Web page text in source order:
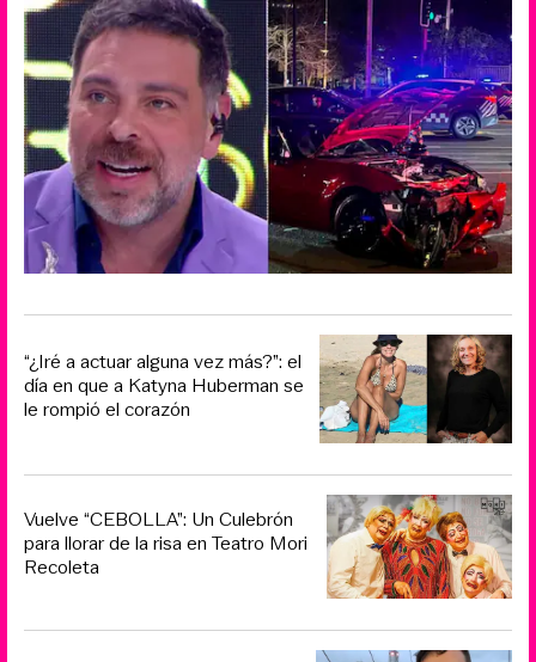
“¿Iré a actuar alguna vez más?”: el
día en que a Katyna Huberman se
le rompió el corazón
Vuelve “CEBOLLA”: Un Culebrón
para llorar de la risa en Teatro Mori
Recoleta